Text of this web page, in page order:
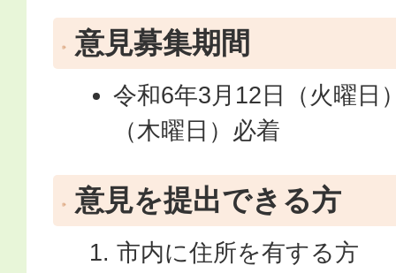
意見募集期間
令和6年3月12日（火曜日
（木曜日）必着
意見を提出できる方
市内に住所を有する方